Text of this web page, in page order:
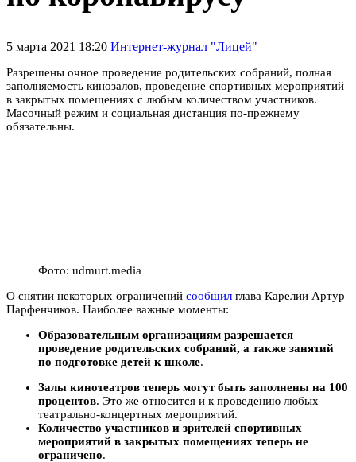
5 марта 2021 18:20 Интернет-журнал "Лицей"
Разрешены очное проведение родительских собраний, полная
заполняемость кинозалов, проведение спортивных мероприятий
в закрытых помещениях с любым количеством участников.
Масочный режим и социальная дистанция по-прежнему
обязательны.
Фото: udmurt.media
О снятии некоторых ограничений сообщил глава Карелии Артур
Парфенчиков. Наиболее важные моменты:
Образовательным организациям разрешается
проведение родительских собраний, а также занятий
по подготовке детей к школе.
Залы кинотеатров теперь могут быть заполнены на 100
процентов. Это же относится и к проведению любых
театрально-концертных мероприятий.
Количество участников и зрителей спортивных
мероприятий в закрытых помещениях теперь не
ограничено.